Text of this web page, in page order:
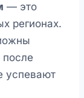
— это
регионах.
успевают